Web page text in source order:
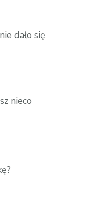
dało się
nieco